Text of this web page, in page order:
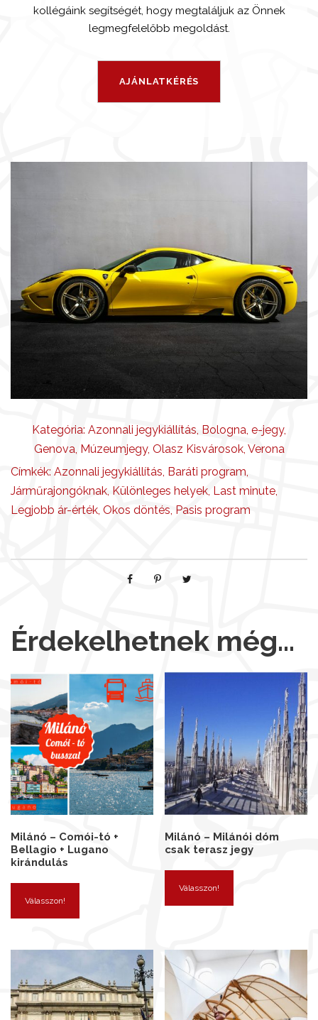
kollégáink segítségét, hogy megtaláljuk az Önnek
legmegfelelőbb megoldást.
Kategória: Azonnali jegykiállítás, Bologna, e-jegy,
Genova, Múzeumjegy, Olasz Kisvárosok, Verona
Címkék: Azonnali jegykiállítás, Baráti program,
Járműrajongóknak, Különleges helyek, Last minute,
Legjobb ár-érték, Okos döntés, Pasis program
Érdekelhetnek még…
Milánó – Comói-tó +
Bellagio + Lugano
kirándulás
Válasszon!
Milánó – Milánói dóm
csak terasz jegy
Válasszon!